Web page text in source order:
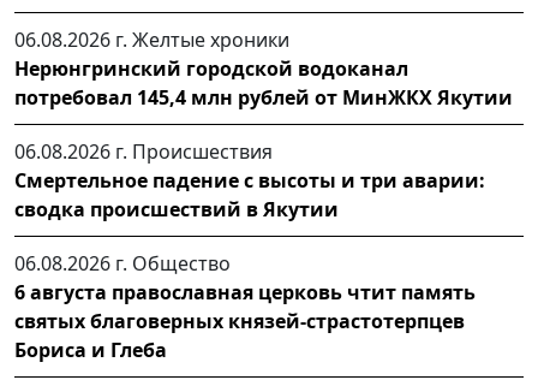
06.08.2026 г. Желтые хроники
Нерюнгринский городской водоканал
потребовал 145,4 млн рублей от МинЖКХ Якутии
06.08.2026 г. Происшествия
Смертельное падение с высоты и три аварии:
сводка происшествий в Якутии
06.08.2026 г. Общество
6 августа православная церковь чтит память
святых благоверных князей-страстотерпцев
Бориса и Глеба